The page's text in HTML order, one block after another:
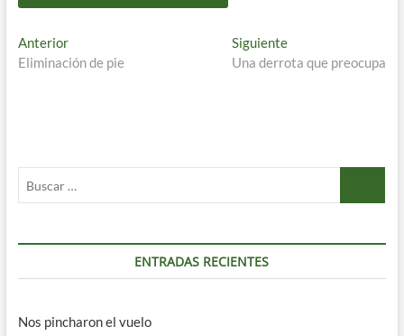
Navegación
de
AnteriorEntrada
anterior:
Eliminación de pie
SiguienteEntrada
siguiente:
Una derrota que preocupa
ENTRADAS RECIENTES
Nos pincharon el vuelo